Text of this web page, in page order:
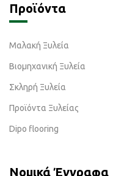
Προϊόντα
Μαλακή Ξυλεία
Βιομηχανική Ξυλεία
Σκληρή Ξυλεία
Προϊόντα Ξυλείας
Dipo flooring
Νομικά Έγγραφα